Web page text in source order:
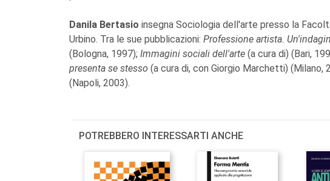
Danila Bertasio insegna Sociologia dell'arte presso la
Urbino. Tra le sue pubblicazioni: Professione artista.
(Bologna, 1997); Immagini sociali dell'arte (a cura di) (Bari,
presenta se stesso (a cura di, con Giorgio Marchetti) (Milano,
(Napoli, 2003).
POTREBBERO INTERESSARTI ANCHE